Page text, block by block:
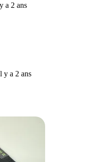
a 2 ans
y a 2 ans